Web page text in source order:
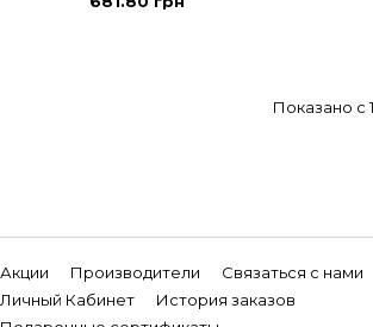
Показано с 1
Акции Производители Связаться с нами
Личный Кабинет
История заказов